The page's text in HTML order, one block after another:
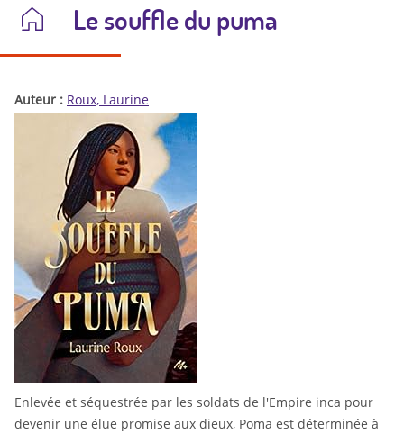
Le souffle du puma
Auteur : Roux, Laurine
Enlevée et séquestrée par les soldats de l'Empire inca pour
devenir une élue promise aux dieux, Poma est déterminée à